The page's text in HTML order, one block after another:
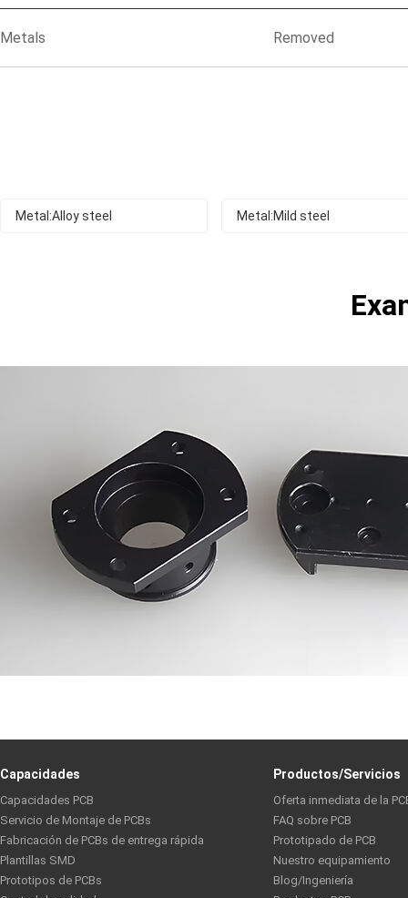
Metals Removed
Metal:Alloy steel Metal:Mild steel
Capacidades
Capacidades PCB
Servicio de Montaje de PCBs
Fabricación de PCBs de entrega rápida
Plantillas SMD
Prototipos de PCBs
Productos/Servicios
Oferta inmediata de la
FAQ sobre PCB
Prototipado de PCB
Nuestro equipamiento
Blog/Ingeniería